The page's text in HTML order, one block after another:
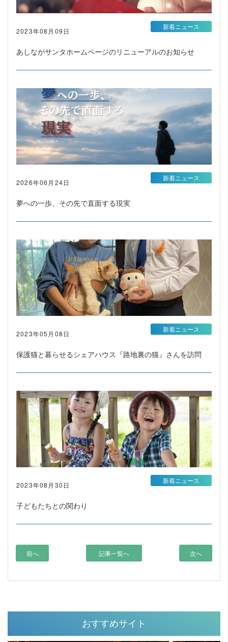
2023年08月09日
あしながサンタホームページのリニューアルのお知らせ
新着ニュース
2026年06月24日
夢への一歩、その先で直面する現実
新着ニュース
2023年05月08日
保護猫と暮らせるシェアハウス『路地裏の猫』さんを訪問
新着ニュース
2023年08月30日
子どもたちとの関わり
新着ニュース
前へ 記事一覧へ 次へ
おすすめサイト